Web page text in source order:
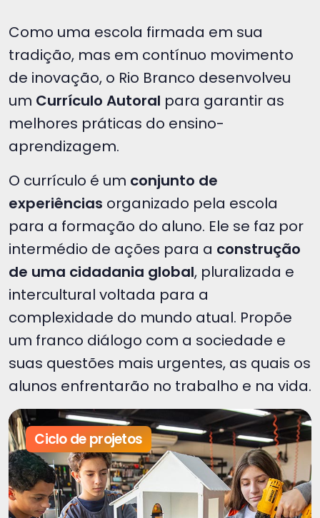
Como uma escola firmada em sua
tradição, mas em contínuo movimento
de inovação, o Rio Branco desenvolveu
um Currículo Autoral para garantir as
melhores práticas do ensino-
aprendizagem.
O currículo é um conjunto de
experiências organizado pela escola
para a formação do aluno. Ele se faz por
intermédio de ações para a construção
de uma cidadania global, pluralizada e
intercultural voltada para a
complexidade do mundo atual. Propõe
um franco diálogo com a sociedade e
suas questões mais urgentes, as quais os
alunos enfrentarão no trabalho e na vida.
Ciclo de projetos